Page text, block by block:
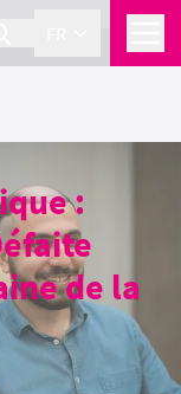
:
de la